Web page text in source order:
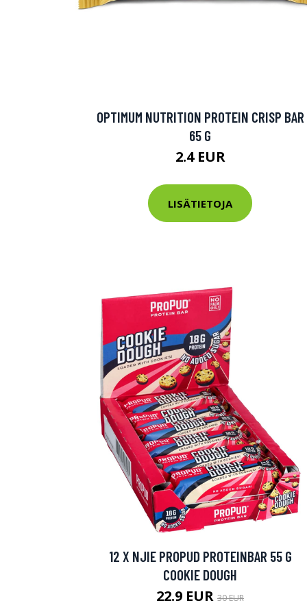
OPTIMUM NUTRITION PROTEIN CRISP BAR
65 G
2.4 EUR
LISÄTIETOJA
12 X NJIE PROPUD PROTEINBAR 55 G
COOKIE DOUGH
22.9 EUR 30 EUR